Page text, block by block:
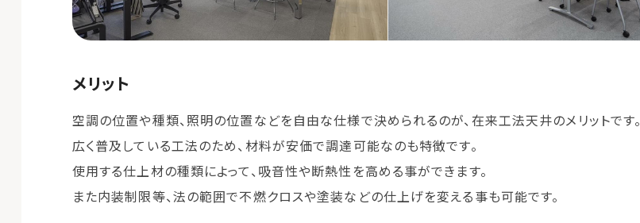
メリット
空調の位置や種類、照明の位置などを自由な仕様で決められるのが、在来工法天井のメリットです。
広く普及している工法のため、材料が安価で調達可能なのも特徴です。
使用する仕上材の種類によって、吸音性や断熱性を高める事ができます。
また内装制限等、法の範囲で不燃クロスや塗装などの仕上げを変える事も可能です。